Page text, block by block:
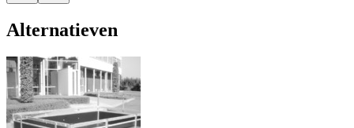
Alternatieven